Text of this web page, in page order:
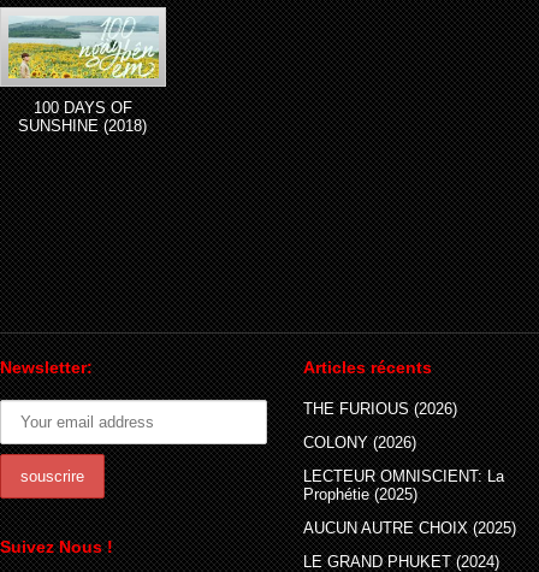
100 DAYS OF
SUNSHINE (2018)
Newsletter:
Suivez Nous !
Articles récents
THE FURIOUS (2026)
COLONY (2026)
LECTEUR OMNISCIENT: La
Prophétie (2025)
AUCUN AUTRE CHOIX (2025)
LE GRAND PHUKET (2024)